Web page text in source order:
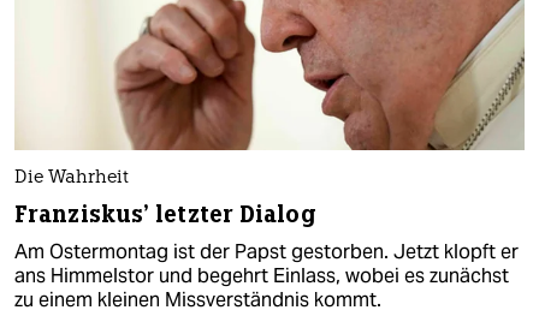
Die Wahrheit
Franziskus’ letzter Dialog
Am Ostermontag ist der Papst gestorben. Jetzt klopft er
ans Himmelstor und begehrt Einlass, wobei es zunächst
zu einem kleinen Missverständnis kommt.